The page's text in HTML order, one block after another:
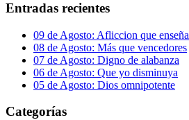
Entradas recientes
09 de Agosto: Afliccion que enseña
08 de Agosto: Más que vencedores
07 de Agosto: Digno de alabanza
06 de Agosto: Que yo disminuya
05 de Agosto: Dios omnipotente
Categorías